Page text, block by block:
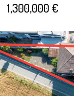
1,300,000 €